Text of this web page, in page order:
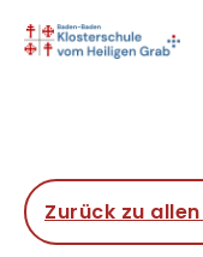
Zurück zu